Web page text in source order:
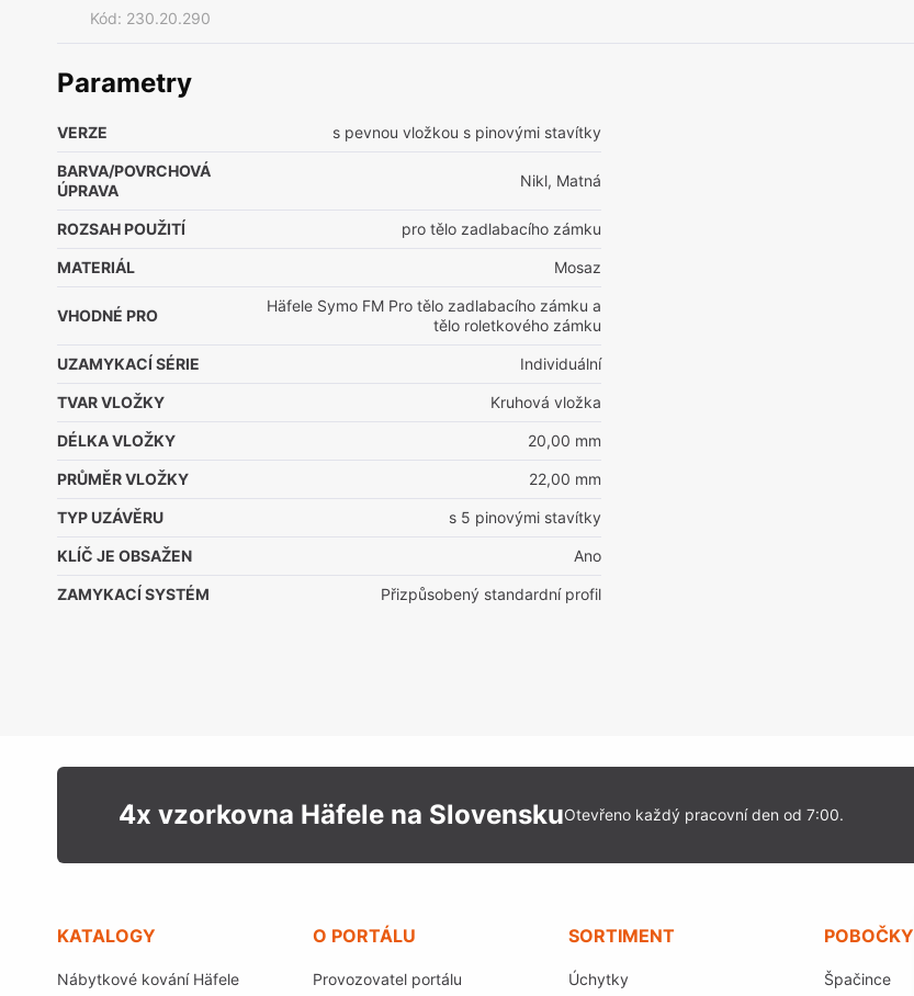
Kód: 230.20.290
Parametry
VERZE s pevnou vložkou s pinovými stavítky
BARVA/POVRCHOVÁ
ÚPRAVA
Nikl, Matná
ROZSAH POUŽITÍ pro tělo zadlabacího zámku
MATERIÁL Mosaz
VHODNÉ PRO
Häfele Symo FM Pro tělo zadlabacího zámku a
tělo roletkového zámku
UZAMYKACÍ SÉRIE Individuální
TVAR VLOŽKY Kruhová vložka
DÉLKA VLOŽKY 20,00 mm
PRŮMĚR VLOŽKY 22,00 mm
TYP UZÁVĚRU s 5 pinovými stavítky
KLÍČ JE OBSAŽEN Ano
ZAMYKACÍ SYSTÉM Přizpůsobený standardní profil
4x vzorkovna Häfele na SlovenskuOtevřeno každý pracovní den od 7:00.
KATALOGY
Nábytkové kování Häfele
O PORTÁLU
Provozovatel portálu
SORTIMENT
Úchytky
POBOČKY
Špačince